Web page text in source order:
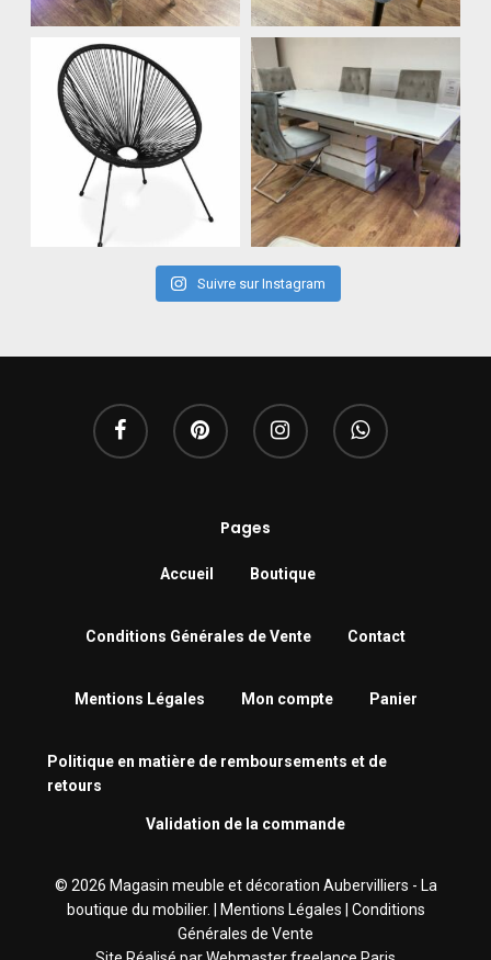
Suivre sur Instagram
Pages
Accueil Boutique
Conditions Générales de Vente Contact
Mentions Légales Mon compte Panier
Politique en matière de remboursements et de
retours
Validation de la commande
© 2026 Magasin meuble et décoration Aubervilliers - La
boutique du mobilier. |
Mentions Légales
Conditions
Générales de Vente